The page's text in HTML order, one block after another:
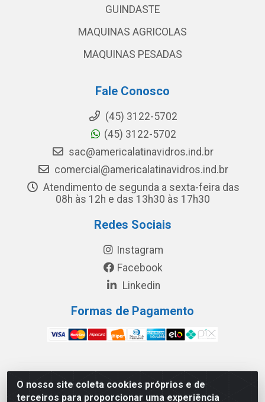
O nosso site coleta cookies próprios e de
terceiros para proporcionar uma experiência
GUINDASTE
MAQUINAS AGRICOLAS
MAQUINAS PESADAS
Fale Conosco
(45) 3122-5702
(45) 3122-5702
sac@americalatinavidros.ind.br
comercial@americalatinavidros.ind.br
Atendimento de segunda a sexta-feira das
08h às 12h e das 13h30 às 17h30
Redes Sociais
Instagram
Facebook
Linkedin
Formas de Pagamento
América Latina Indústria e Comércio de Vidros LTDA -
CNPJ 19.813.045/0001-03 - Rua Carlos Drummond de